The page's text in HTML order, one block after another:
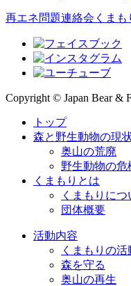
再エネ問題連絡会 くま
Copyright © Japan Bear &
トップ
森と野生動物の現
奥山の荒廃
野生動物の危
くまもりとは
くまもりにつ
団体概要
活動内容
くまもりの活
森を守る
奥山の再生